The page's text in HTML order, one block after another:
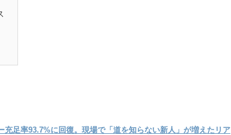
充足率93.7%に回復。現場で「道を知らない新人」が増えたリア